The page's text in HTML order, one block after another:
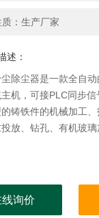
：生产厂家
述：
除尘器是一款全自
机，可接PLC同步
铸铁件的机械加工
放、钻孔、有机玻璃
询价